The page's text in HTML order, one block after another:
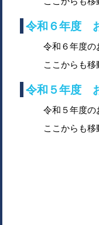
令和６年度
令和６年度
ここからも移
令和５年度
令和５年度
ここからも移